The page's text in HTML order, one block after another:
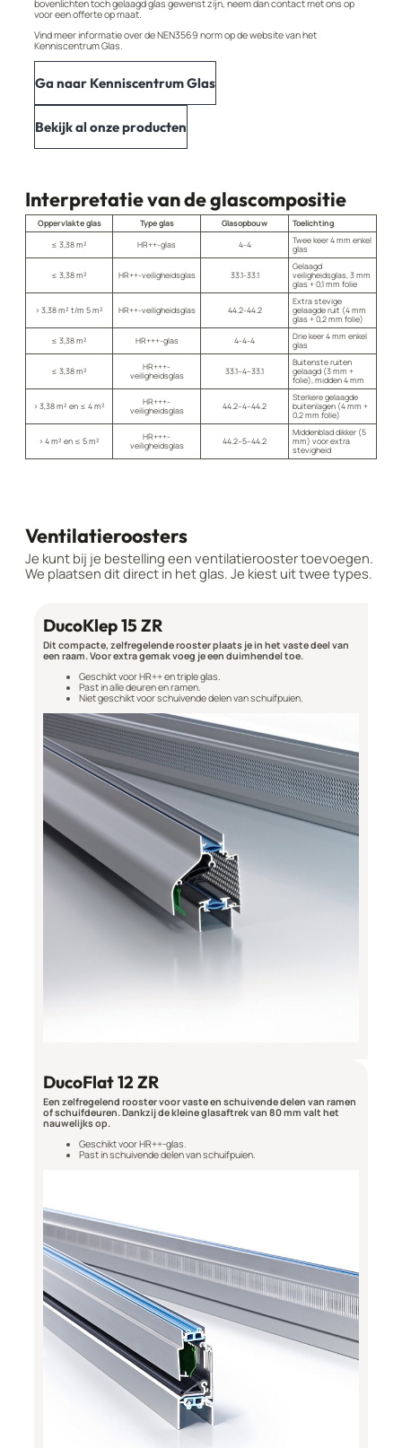
bovenlichten toch gelaagd glas gewenst zijn, neem dan contact met ons op
voor een offerte op maat.
Vind meer informatie over de NEN3569 norm op de website van het
Kenniscentrum Glas.
Ga naar Kenniscentrum Glas
Bekijk al onze producten
Interpretatie van de glascompositie
Oppervlakte glas Type glas Glasopbouw
Toelichting
≤ 3,38 m²
HR++-glas 4-4
Twee keer 4 mm enkel
glas
≤ 3,38 m² HR++-veiligheidsglas 33.1-33.1
Gelaagd
veiligheidsglas, 3 mm
glas + 0,1 mm folie
> 3,38 m² t/m 5 m² HR++-veiligheidsglas 44.2-44.2
Extra stevige
gelaagde ruit (4 mm
glas + 0,2 mm folie)
≤ 3,38 m²
HR+++-glas 4-4-4
Drie keer 4 mm enkel
glas
≤ 3,38 m²
HR+++-
veiligheidsglas
33.1–4–33.1
Buitenste ruiten
gelaagd (3 mm +
folie), midden 4 mm
> 3,38 m² en ≤ 4 m²
HR+++-
veiligheidsglas
44.2–4–44.2
Sterkere gelaagde
buitenlagen (4 mm +
0,2 mm folie)
> 4 m² en ≤ 5 m²
HR+++-
veiligheidsglas
44.2–5–44.2
Middenblad dikker (5
mm) voor extra
stevigheid
Ventilatieroosters
Je kunt bij je bestelling een ventilatierooster toevoegen.
We plaatsen dit direct in het glas. Je kiest uit twee types.
DucoKlep 15 ZR
Dit compacte, zelfregelende rooster plaats je in het vaste deel van
een raam. Voor extra gemak voeg je een duimhendel toe.
Geschikt voor HR++ en triple glas.
Past in alle deuren en ramen.
Niet geschikt voor schuivende delen van schuifpuien.
DucoFlat 12 ZR
Een zelfregelend rooster voor vaste en schuivende delen van ramen
of schuifdeuren. Dankzij de kleine glasaftrek van 80 mm valt het
nauwelijks op.
Geschikt voor HR++-glas.
Past in schuivende delen van schuifpuien.